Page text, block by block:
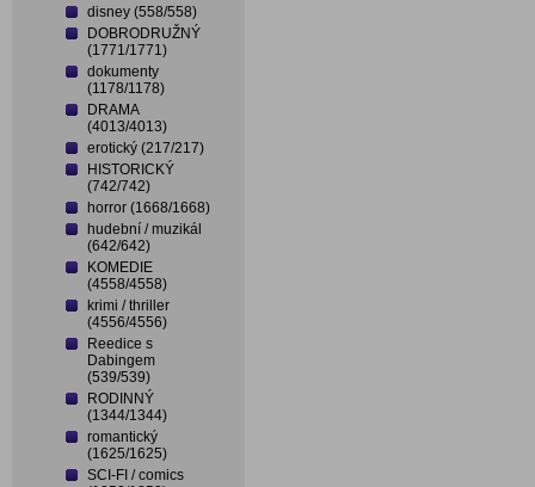
disney (558/558)
DOBRODRUŽNÝ
(1771/1771)
dokumenty
(1178/1178)
DRAMA
(4013/4013)
erotický (217/217)
HISTORICKÝ
(742/742)
horror (1668/1668)
hudební / muzikál
(642/642)
KOMEDIE
(4558/4558)
krimi / thriller
(4556/4556)
Reedice s
Dabingem
(539/539)
RODINNÝ
(1344/1344)
romantický
(1625/1625)
SCI-FI / comics